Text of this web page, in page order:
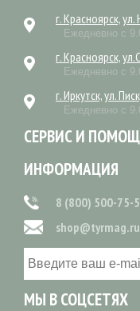
г. Красноярск,
Ежедневно с
г. Красноярск,
Ежедневно с
г. Иркутск, ул.
Ежедневно с
СЕРВИС И
ИНФОРМАЦИЯ
8 (800) 500-75-
shop@tyrmag.ru
МЫ В СОЦСЕТЯХ